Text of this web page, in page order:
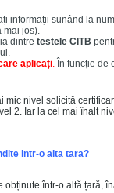
informații sunând la
mai jos).
dintre testele CITB
aplicați. În funcție de
mic nivel solicită
2. Iar la cel mai înalt
intr-o alta tara?
într-o altă țară,